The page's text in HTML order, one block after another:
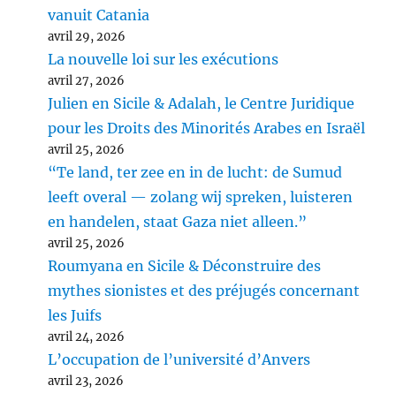
vanuit Catania
avril 29, 2026
La nouvelle loi sur les exécutions
avril 27, 2026
Julien en Sicile & Adalah, le Centre Juridique
pour les Droits des Minorités Arabes en Israël
avril 25, 2026
“Te land, ter zee en in de lucht: de Sumud
leeft overal — zolang wij spreken, luisteren
en handelen, staat Gaza niet alleen.”
avril 25, 2026
Roumyana en Sicile & Déconstruire des
mythes sionistes et des préjugés concernant
les Juifs
avril 24, 2026
L’occupation de l’université d’Anvers
avril 23, 2026